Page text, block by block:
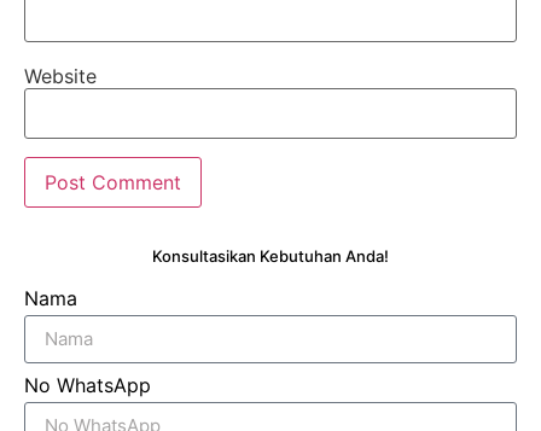
Website
Konsultasikan Kebutuhan Anda!
Nama
No WhatsApp